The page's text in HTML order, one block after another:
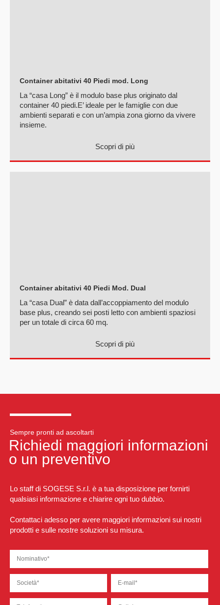
Container abitativi 40 Piedi mod. Long
La “casa Long” è il modulo base plus originato dal
container 40 piedi.E’ ideale per le famiglie con due
ambienti separati e con un’ampia zona giorno da vivere
insieme.
Scopri di più
Container abitativi 40 Piedi Mod. Dual
La “casa Dual” è data dall’accoppiamento del modulo
base plus, creando sei posti letto con ambienti spaziosi
per un totale di circa 60 mq.
Scopri di più
Sempre pronti ad ascoltarti
Richiedi maggiori informazioni
o un preventivo
Lo staff di SOGESE S.r.l. è a tua disposizione per fornirti
qualsiasi informazione e chiarire ogni tuo dubbio.
Contattaci adesso per avere maggiori informazioni sui nostri
prodotti e sulle nostre soluzioni su misura.